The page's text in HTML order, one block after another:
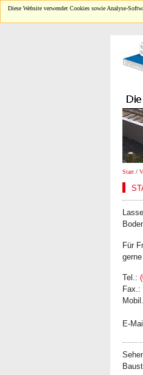
Diese Website verwendet Cookies sowie Analyse-
Start /
Für
Tel.:
Fax.:
E-